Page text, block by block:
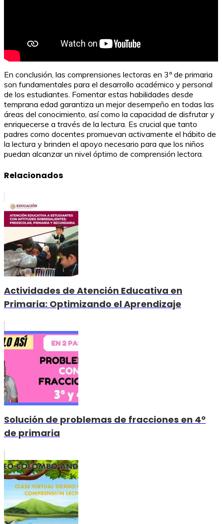
En conclusión, las comprensiones lectoras en 3º de primaria
son fundamentales para el desarrollo académico y personal
de los estudiantes. Fomentar estas habilidades desde
temprana edad garantiza un mejor desempeño en todas las
áreas del conocimiento, así como la capacidad de disfrutar y
enriquecerse a través de la lectura. Es crucial que tanto
padres como docentes promuevan activamente el hábito de
la lectura y brinden el apoyo necesario para que los niños
puedan alcanzar un nivel óptimo de comprensión lectora.
Relacionados
Actividades de Atención Educativa en
Primaria: Optimizando el Aprendizaje
Solución de problemas de fracciones en 4º
de primaria